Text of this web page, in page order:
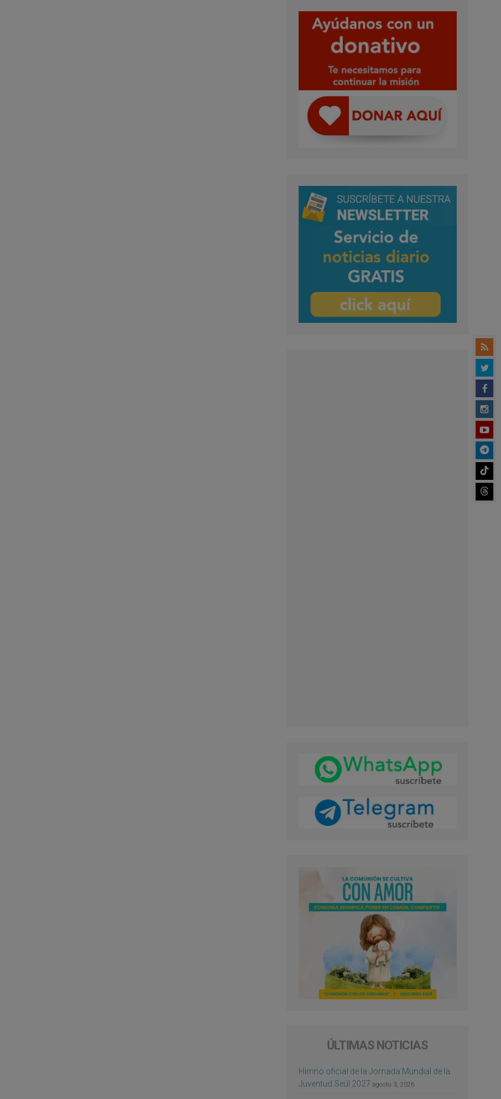
ÚLTIMAS NOTICIAS
Himno oficial de la Jornada Mundial de la
Juventud Seúl 2027 agosto 3, 2026